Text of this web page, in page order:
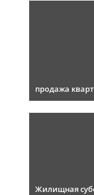
продажа
Жилищная